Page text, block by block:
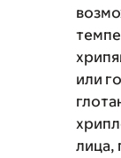
или
лица,